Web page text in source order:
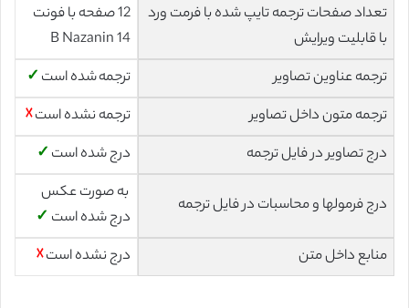
تعداد صفحات ترجمه تایپ شده با فرمت ورد
با قابلیت ویرایش
12 صفحه با فونت
14 B Nazanin
ترجمه عناوین تصاویر
ترجمه شده است ✓
ترجمه متون داخل تصاویر
ترجمه نشده است☓
درج تصاویر در فایل ترجمه
درج شده است ✓
درج فرمولها و محاسبات در فایل ترجمه
به صورت عکس
درج شده است ✓
منابع داخل متن
درج نشده است☓